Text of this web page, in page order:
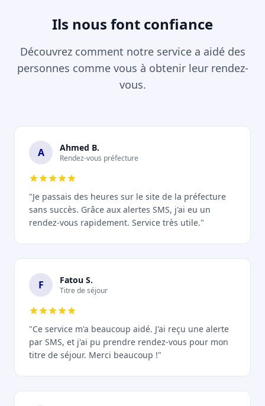
Ils nous font confiance
Découvrez comment notre service a aidé des
personnes comme vous à obtenir leur rendez-
vous.
A Ahmed B.
Rendez-vous préfecture
"Je passais des heures sur le site de la préfecture
sans succès. Grâce aux alertes SMS, j'ai eu un
rendez-vous rapidement. Service très utile."
F Fatou S.
Titre de séjour
"Ce service m'a beaucoup aidé. J'ai reçu une alerte
par SMS, et j'ai pu prendre rendez-vous pour mon
titre de séjour. Merci beaucoup !"